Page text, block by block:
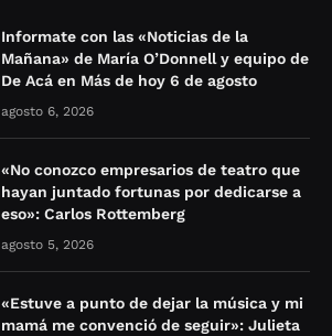
Informate con las «Noticias de la
Mañana» de María O’Donnell y equipo de
De Acá en Más de hoy 6 de agosto
agosto 6, 2026
«No conozco empresarios de teatro que
hayan juntado fortunas por dedicarse a
eso»: Carlos Rottemberg
agosto 5, 2026
«Estuve a punto de dejar la música y mi
mamá me convenció de seguir»: Julieta